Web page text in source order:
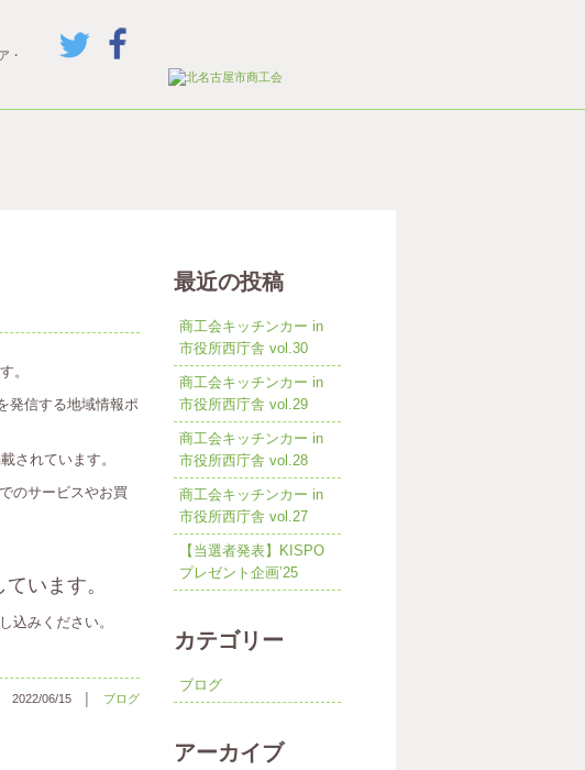
・
。
発信する地域情報ポ
されています。
のサービスやお買
います。
込みください。
2022/06/15 │ ブログ
最近の投稿
商工会キッチンカー in
市役所西庁舎 vol.30
商工会キッチンカー in
市役所西庁舎 vol.29
商工会キッチンカー in
市役所西庁舎 vol.28
商工会キッチンカー in
市役所西庁舎 vol.27
【当選者発表】KISPO
プレゼント企画’25
カテゴリー
ブログ
アーカイブ